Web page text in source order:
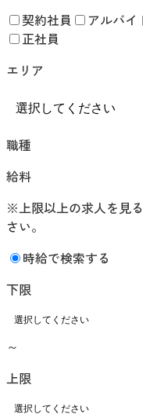
契約社員 アルバイ
正社員
エリア
職種
給料
※上限以上の求人を見
さい。
時給で検索する
下限
～
上限